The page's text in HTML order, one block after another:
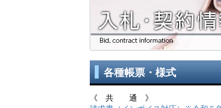
各種帳票・様式
《 共 通 》